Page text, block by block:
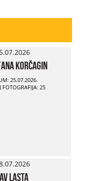
Korčagin
25.07.2026.
FOTOGRAFIJA: 25
Lasta